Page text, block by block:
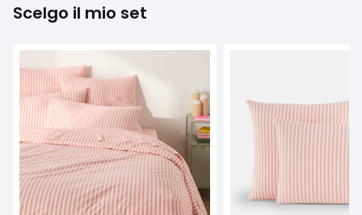
Scelgo il mio set